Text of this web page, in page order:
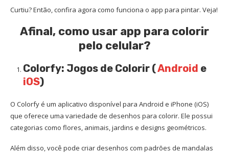
Curtiu? Então, confira agora como funciona o app para pintar. Veja!
Afinal, como usar app para colorir
pelo celular?
Colorfy: Jogos de Colorir (Android e
iOS)
O Colorfy é um aplicativo disponível para Android e iPhone (iOS)
que oferece uma variedade de desenhos para colorir. Ele possui
categorias como flores, animais, jardins e designs geométricos.
Além disso, você pode criar desenhos com padrões de mandalas